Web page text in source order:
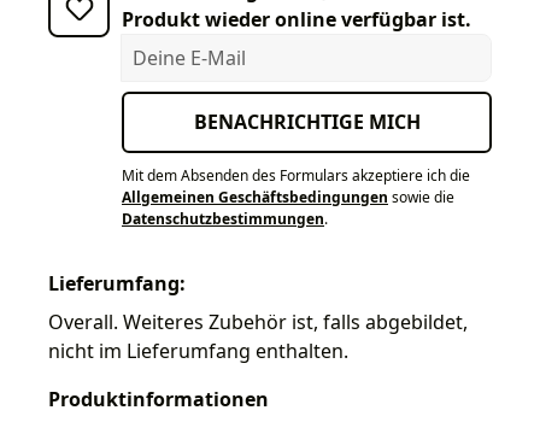
Produkt wieder online verfügbar ist.
Deine E-Mail
BENACHRICHTIGE MICH
Mit dem Absenden des Formulars akzeptiere ich die
Allgemeinen Geschäftsbedingungen sowie die
Datenschutzbestimmungen.
Lieferumfang:
Overall. Weiteres Zubehör ist, falls abgebildet,
nicht im Lieferumfang enthalten.
Produktinformationen